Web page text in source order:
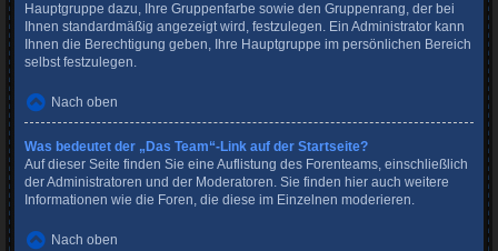
Hauptgruppe dazu, Ihre Gruppenfarbe sowie den Gruppenrang, der bei
Ihnen standardmäßig angezeigt wird, festzulegen. Ein Administrator kann
Ihnen die Berechtigung geben, Ihre Hauptgruppe im persönlichen Bereich
selbst festzulegen.
Nach oben
Was bedeutet der „Das Team“-Link auf der Startseite?
Auf dieser Seite finden Sie eine Auflistung des Forenteams, einschließlich
der Administratoren und der Moderatoren. Sie finden hier auch weitere
Informationen wie die Foren, die diese im Einzelnen moderieren.
Nach oben